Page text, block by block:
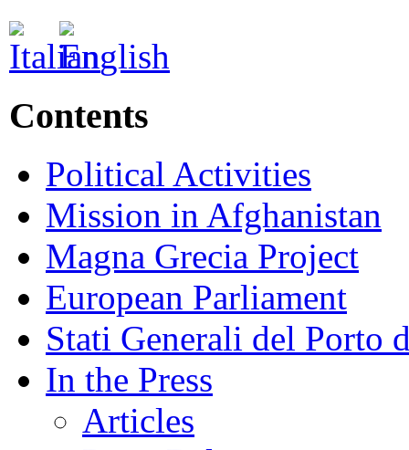
Contents
Political Activities
Mission in Afghanistan
Magna Grecia Project
European Parliament
Stati Generali del Porto
In the Press
Articles